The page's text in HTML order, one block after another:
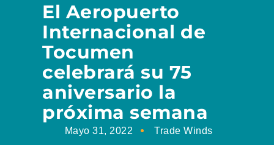
El Aeropuerto
Internacional de
Tocumen
celebrará su 75
aniversario la
próxima semana
Mayo 31, 2022 Trade Winds